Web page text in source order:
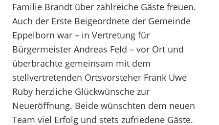
Familie Brandt über zahlreiche Gäste freuen.
Auch der Erste Beigeordnete der Gemeinde
Eppelborn war – in Vertretung für
Bürgermeister Andreas Feld – vor Ort und
überbrachte gemeinsam mit dem
stellvertretenden Ortsvorsteher Frank Uwe
Ruby herzliche Glückwünsche zur
Neueröffnung. Beide wünschten dem neuen
Team viel Erfolg und stets zufriedene Gäste.